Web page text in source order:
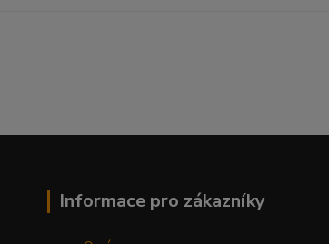
Informace pro zákazníky